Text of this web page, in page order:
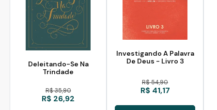
Deleitando-Se Na
Trindade
R$ 35,90
R$ 26,92
Investigando A Palavra
De Deus - Livro 3
R$ 54,90
R$ 41,17